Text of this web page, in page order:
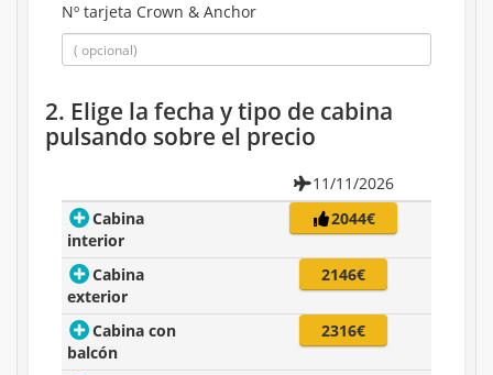
Nº tarjeta Crown & Anchor
2. Elige la fecha y tipo de cabina
pulsando sobre el precio
11/11/2026
Cabina
interior
2044€
Cabina
exterior
2146€
Cabina con
balcón
2316€